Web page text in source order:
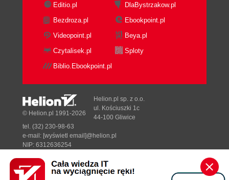
Editio.pl
DlaBystrzakow.pl
Bezdroza.pl
Ebookpoint.pl
Videopoint.pl
Beya.pl
Czytalisek.pl
Sploty
Biblio.Ebookpoint.pl
Designed with ♥ byTonik.pl
© Helion.pl 1991-2026
Helion.pl sp. z o.o.
ul. Kościuszki 1c
44-100 Gliwice
tel. (32) 230-98-63
e-mail: [wyświetl email]@helion.pl
NIP: 6312636254